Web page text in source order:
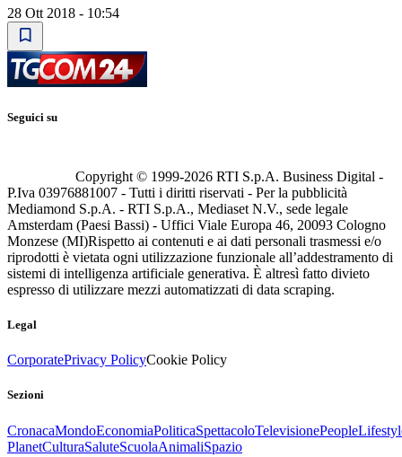
28 Ott 2018 - 10:54
Seguici su
Copyright © 1999-2026 RTI S.p.A. Business Digital -
P.Iva 03976881007 - Tutti i diritti riservati - Per la pubblicità
Mediamond S.p.A. - RTI S.p.A., Mediaset N.V., sede legale
Amsterdam (Paesi Bassi) - Uffici Viale Europa 46, 20093 Cologno
Monzese (MI)Rispetto ai contenuti e ai dati personali trasmessi e/o
riprodotti è vietata ogni utilizzazione funzionale all’addestramento di
sistemi di intelligenza artificiale generativa. È altresì fatto divieto
espresso di utilizzare mezzi automatizzati di data scraping.
Legal
CorporatePrivacy PolicyCookie Policy
Sezioni
CronacaMondoEconomiaPoliticaSpettacoloTelevisionePeople
PlanetCulturaSaluteScuolaAnimaliSpazio